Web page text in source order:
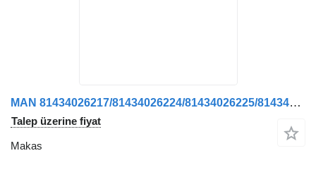
MAN 81434026217/81434026224/81434026225/81434026185 kamyon için Arc lamelar față dreapta makas
Talep üzerine fiyat
Makas